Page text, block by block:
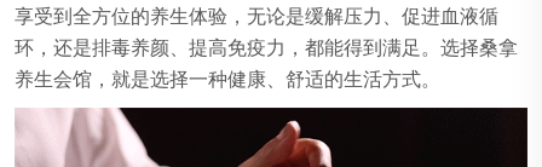
享受到全方位的养生体验，无论是缓解压力、促进血液循
环，还是排毒养颜、提高免疫力，都能得到满足。选择桑拿
养生会馆，就是选择一种健康、舒适的生活方式。